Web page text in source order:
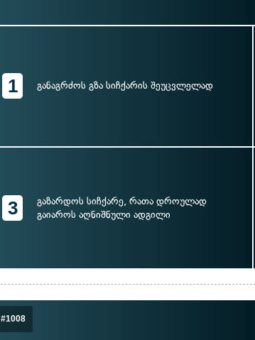
1 განაგრძოს გზა სიჩქარის შეუცვლელად
3
გაზარდოს სიჩქარე, რათა დროულად
გაიაროს აღნიშნული ადგილი
#1008